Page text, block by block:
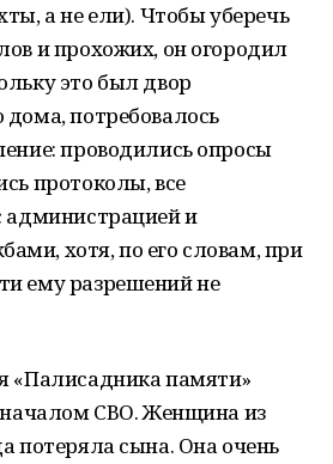
а не ели). Чтобы уберечь
и прохожих, он огородил
это был двор
потребовалось
проводились опросы
протоколы, все
администрацией и
хотя, по его словам, при
ему разрешений не
«Палисадника памяти»
началом СВО. Женщина из
потеряла сына. Она очень